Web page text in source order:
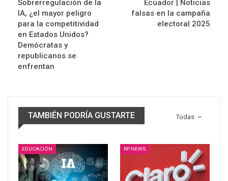
Sobrerregulación de la
IA, ¿el mayor peligro
para la competitividad
en Estados Unidos?
Demócratas y
republicanos se
enfrentan
Ecuador | Noticias
falsas en la campaña
electoral 2025
Todas
TAMBIÉN PODRÍA GUSTARTE
EDUCACIÓN RP NEWS